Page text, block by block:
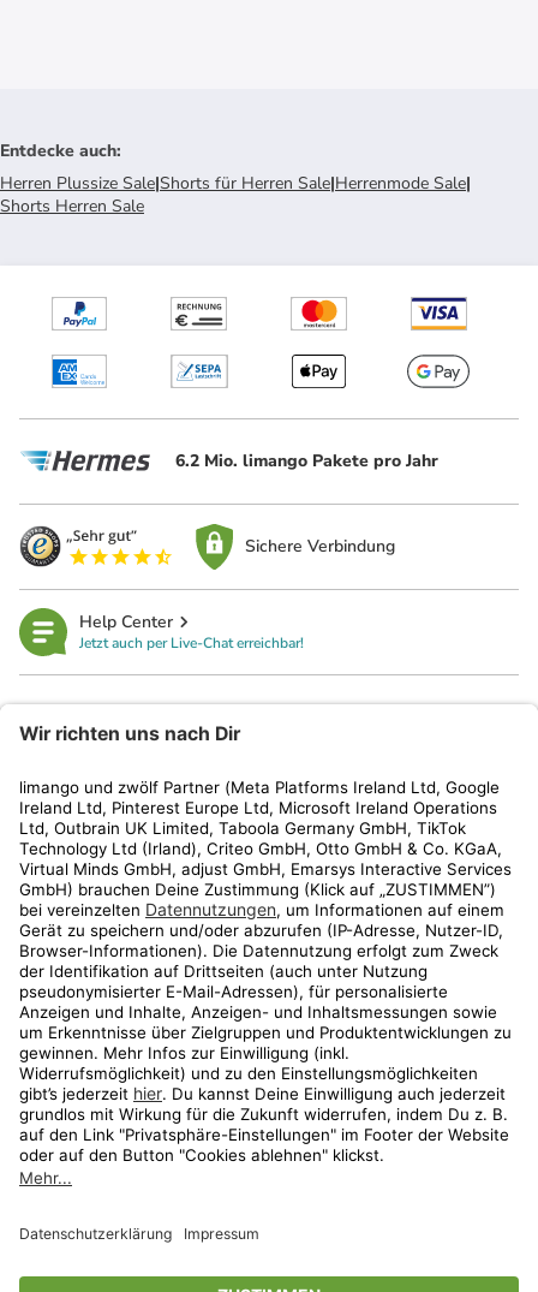
Entdecke auch:
Herren Plussize Sale|Shorts für Herren Sale|Herrenmode Sale|
Shorts Herren Sale
6.2 Mio. limango Pakete pro Jahr
Sichere Verbindung
Help Center
Jetzt auch per Live-Chat erreichbar!
Kundenservice
Shop
Aktionen
Travel